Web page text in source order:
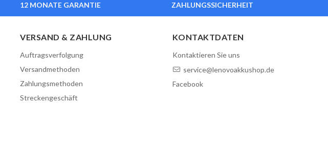
12 MONATE GARANTIE ZAHLUNGSSICHERHEIT
VERSAND & ZAHLUNG
Auftragsverfolgung
Versandmethoden
Zahlungsmethoden
Streckengeschäft
KONTAKTDATEN
Kontaktieren Sie uns
service@lenovoakkushop.de
Facebook